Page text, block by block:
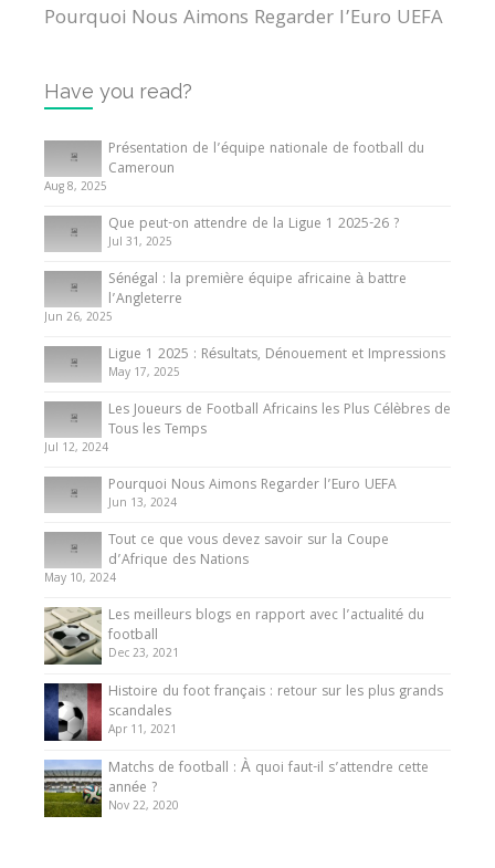
Pourquoi Nous Aimons Regarder l’Euro UEFA
Internationales
Tout ce que vous devez savoir sur la Coupe
d’Afrique des Nations
10 May 2024
Internationales
Présentation de l’équipe nationale de football
du Cameroun
8 August 2025
Have you read?
Présentation de l’équipe nationale de football du
Cameroun
Aug 8, 2025
Que peut-on attendre de la Ligue 1 2025-26 ?
Jul 31, 2025
Sénégal : la première équipe africaine à battre
l’Angleterre
Jun 26, 2025
Ligue 1 2025 : Résultats, Dénouement et Impressions
May 17, 2025
Les Joueurs de Football Africains les Plus Célèbres de
Tous les Temps
Jul 12, 2024
Pourquoi Nous Aimons Regarder l’Euro UEFA
Jun 13, 2024
Tout ce que vous devez savoir sur la Coupe
d’Afrique des Nations
May 10, 2024
Les meilleurs blogs en rapport avec l’actualité du
football
Dec 23, 2021
Histoire du foot français : retour sur les plus grands
scandales
Apr 11, 2021
Matchs de football : À quoi faut-il s’attendre cette
année ?
Nov 22, 2020